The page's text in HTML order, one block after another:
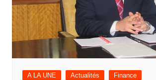
A LA UNE Actualités Finance